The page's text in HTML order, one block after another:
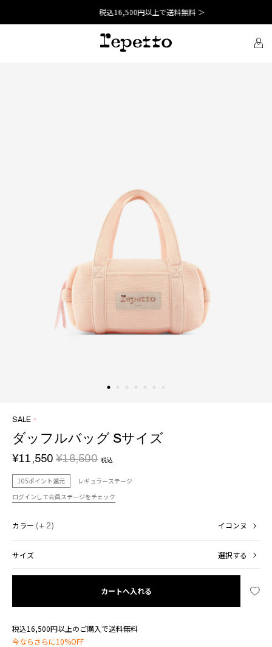
税込16,500円以上で送料無料 ＞
SALE
ダッフルバッグ Sサイズ
¥11,550 ¥16,500 税込
105ポイント還元
レギュラーステージ
ログインして会員ステージをチェック
カラー (+ 2) イコンヌ
サイズ 選択する
カートへ入れる
税込16,500円以上のご購入で送料無料
今ならさらに10%OFF